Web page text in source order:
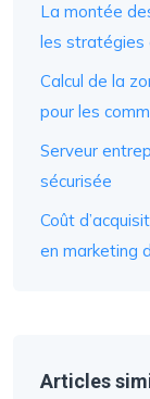
La montée
les stratégies
Calcul de la
pour les
Serveur
sécurisée
Coût
en marketing
Articles